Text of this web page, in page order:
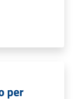
per